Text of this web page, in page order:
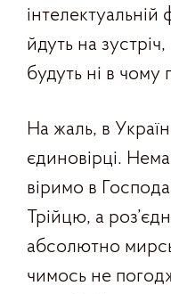
йдуть на
будуть ні в чому
На жаль, в
єдиновірці.
віримо в
Трійцю, а
абсолютно
чимось не